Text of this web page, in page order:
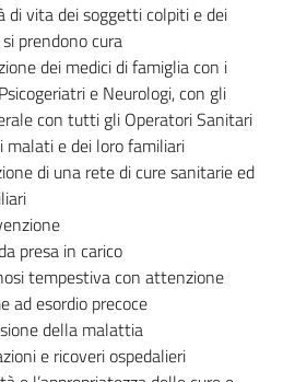
di vita dei soggetti colpiti e dei
prendono cura
dei medici di famiglia con i
e Neurologi, con gli
con tutti gli Operatori Sanitari
malati e dei loro familiari
di una rete di cure sanitarie ed
presa in carico
tempestiva con attenzione
ad esordio precoce
della malattia
e ricoveri ospedalieri